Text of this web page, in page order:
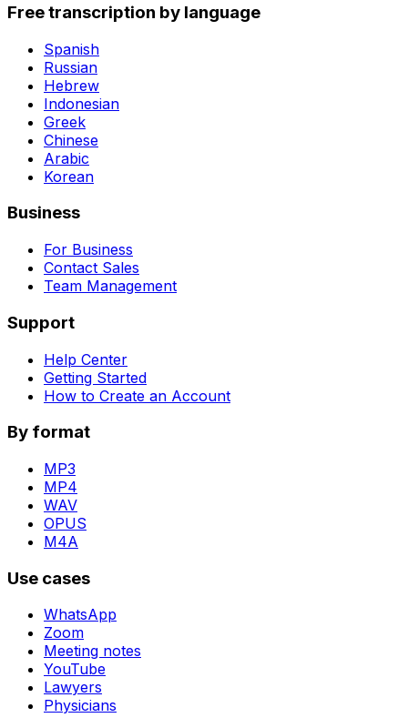
Free transcription by language
Spanish
Russian
Hebrew
Indonesian
Greek
Chinese
Arabic
Korean
Business
For Business
Contact Sales
Team Management
Support
Help Center
Getting Started
How to Create an Account
By format
MP3
MP4
WAV
OPUS
M4A
Use cases
WhatsApp
Zoom
Meeting notes
YouTube
Lawyers
Physicians